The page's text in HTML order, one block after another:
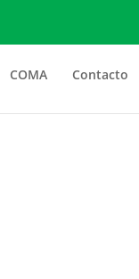
COMA Contacto